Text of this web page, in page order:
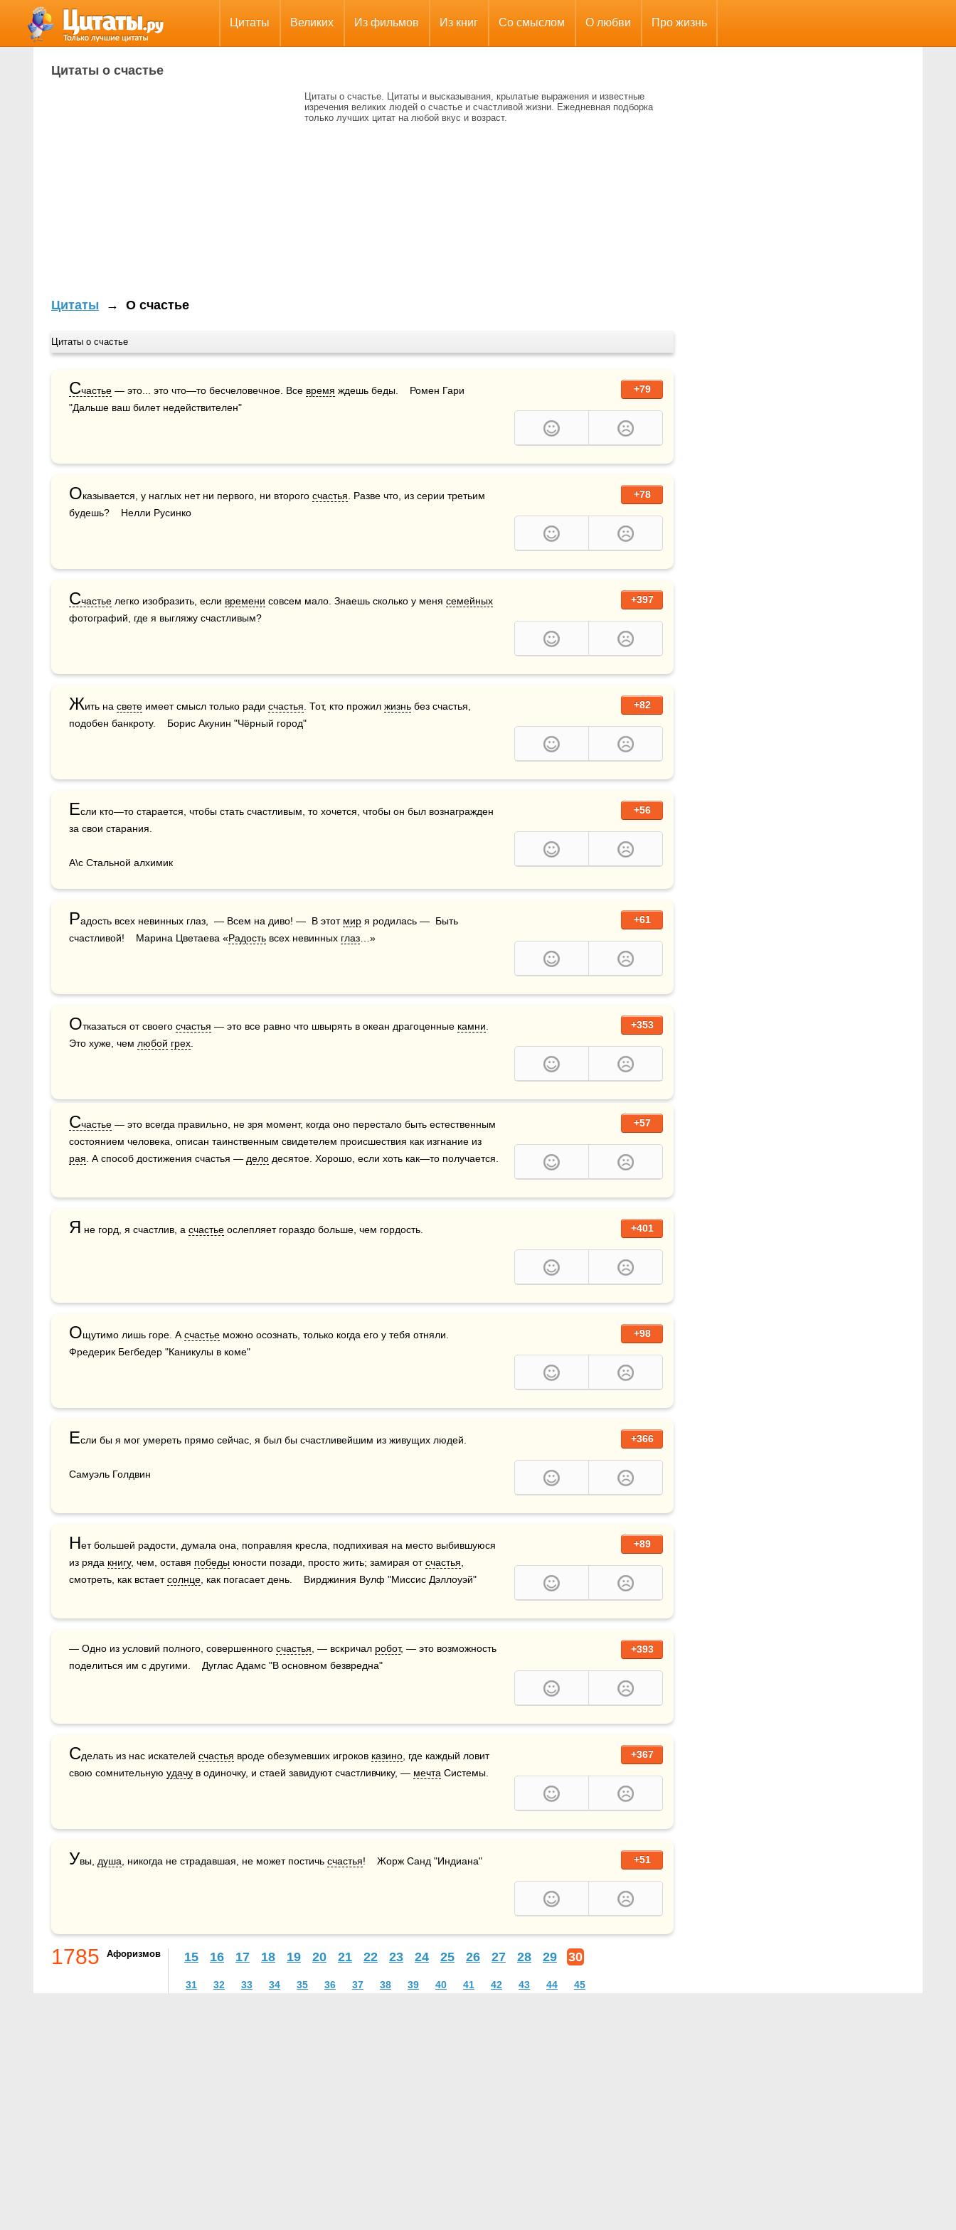
Цитаты Великих Из фильмов Из книг Со смыслом О любви Про жизнь
Цитаты о счастье
Цитаты о счастье. Цитаты и высказывания, крылатые выражения и известные
изречения великих людей о счастье и счастливой жизни. Ежедневная подборка
только лучших цитат на любой вкус и возраст.
Цитаты → О счастье
Цитаты о счастье
+79
Счастье — это... это что—то бесчеловечное. Все время ждешь беды.    Ромен Гари
"Дальше ваш билет недействителен"
+78
Оказывается, у наглых нет ни первого, ни второго счастья . Разве что, из серии третьим
будешь?    Нелли Русинко
+397
Счастье легко изобразить, если времени совсем мало. Знаешь сколько у меня семейных
фотографий, где я выгляжу счастливым?
+82
Жить на свете имеет смысл только ради счастья . Тот, кто прожил жизнь без счастья,
подобен банкроту.    Борис Акунин "Чёрный город"
+56
Если кто—то старается, чтобы стать счастливым, то хочется, чтобы он был вознагражден
за свои старания.
А\с Стальной алхимик
+61
Радость всех невинных глаз,  — Всем на диво! —  В этот мир я родилась —  Быть
счастливой!    Марина Цветаева «Радость всех невинных глаз …»
+353
Отказаться от своего счастья — это все равно что швырять в океан драгоценные камни
Это хуже, чем любой грех
+57
Счастье — это всегда правильно, не зря момент, когда оно перестало быть естественным
рая . А способ достижения счастья — дело десятое. Хорошо, если хоть как—то получается.
+401
Я не горд, я счастлив, а счастье ослепляет гораздо больше, чем гордость.
+98
Ощутимо лишь горе. А счастье можно осознать, только когда его у тебя отняли.
Фредерик Бегбедер "Каникулы в коме"
+366
Если бы я мог умереть прямо сейчас, я был бы счастливейшим из живущих людей.
Самуэль Голдвин
+89
Нет большей радости, думала она, поправляя кресла, подпихивая на место выбившуюся
из ряда книгу, чем, оставя победы юности позади, просто жить; замирая от счастья
смотреть, как встает солнце , как погасает день.    Вирджиния Вулф "Миссис Дэллоуэй"
+393
— Одно из условий полного, совершенного счастья , — вскричал робот, — это возможность
поделиться им с другими.    Дуглас Адамс "В основном безвредна"
+367
Сделать из нас искателей счастья вроде обезумевших игроков казино , где каждый ловит
свою сомнительную удачу в одиночку, и стаей завидуют счастливчику, — мечта Системы.
+51
Увы, душа , никогда не страдавшая, не может постичь счастья!    Жорж Санд "Индиана"
1785 Афоризмов 15 16 17 18 19 20 21 22 23 24 25 26 27 28 29 30
31 32 33 34 35 36 37 38 39 40 41 42 43 44 45